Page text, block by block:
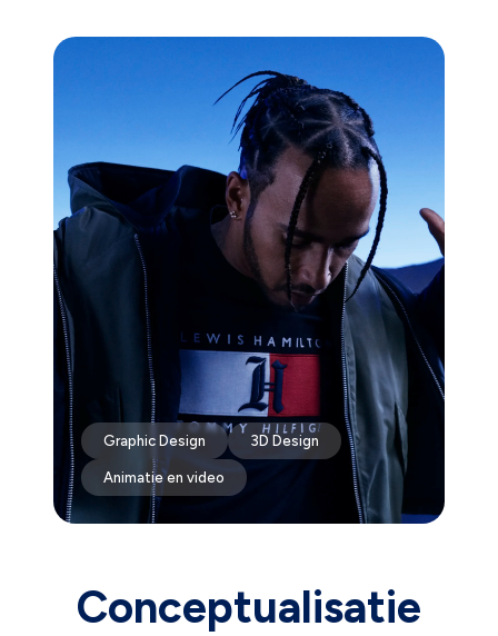
Graphic Design 3D Design
Animatie en video
Conceptualisatie